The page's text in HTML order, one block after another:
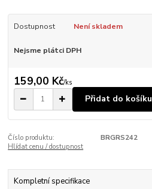
Dostupnost Není skladem
Nejsme plátci DPH
159,00 Kč/ks
Přidat do košíku
Číslo produktu:
BRGRS242
Hlídat cenu / dostupnost
Kompletní specifikace